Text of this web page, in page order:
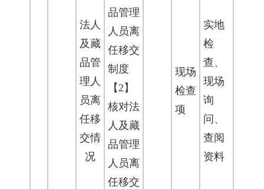
法人
及藏
品管
理人
员离
任移
交情
况
品管理
人员离
任移交
制度
【2】
核对法
人及藏
品管理
人员离
任移交
现场
检查
项
实地
检
查、
现场
询
问、
查阅
资料